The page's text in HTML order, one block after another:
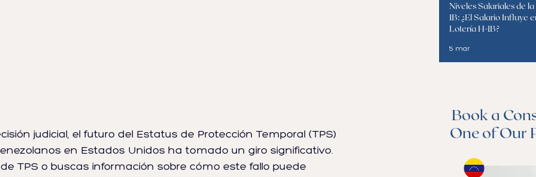
judicial, el futuro del Estatus de Protección Temporal (TPS)
en Estados Unidos ha tomado un giro significativo.
TPS o buscas información sobre cómo este fallo puede
Niveles Salariales de
1B: ¿El Salario Influye
Lotería H-1B?
5 mar
Book a
One of Our